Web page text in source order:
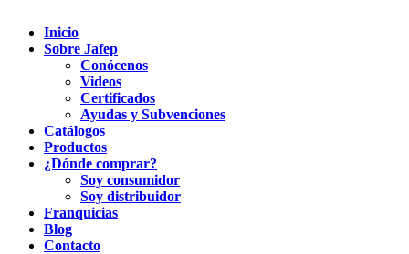
Inicio
Sobre Jafep
Conócenos
Videos
Certificados
Ayudas y Subvenciones
Catálogos
Productos
¿Dónde comprar?
Soy consumidor
Soy distribuidor
Franquicias
Blog
Contacto